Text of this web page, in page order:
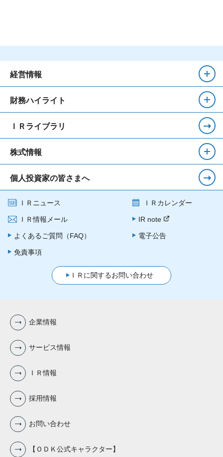
経営情報
財務ハイライト
ＩＲライブラリ
株式情報
個人投資家の皆さまへ
ＩＲニュース ＩＲカレンダー
ＩＲ情報メール IR note
よくあるご質問（FAQ） 電子公告
免責事項
ＩＲに関するお問い合わせ
企業情報
サービス情報
ＩＲ情報
採用情報
お問い合わせ
【ＯＤＫ公式キャラクター】